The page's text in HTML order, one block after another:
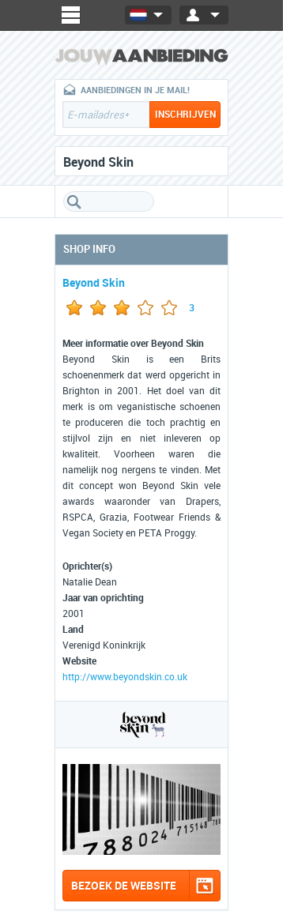
AANBIEDINGEN IN JE MAIL!
Beyond Skin
SHOP INFO
Beyond Skin
3
Meer informatie over Beyond Skin
Beyond Skin is een Brits
schoenenmerk dat werd opgericht in
Brighton in 2001. Het doel van dit
merk is om veganistische schoenen
te produceren die toch prachtig en
stijlvol zijn en niet inleveren op
kwaliteit. Voorheen waren die
namelijk nog nergens te vinden. Met
dit concept won Beyond Skin vele
awards waaronder van Drapers,
RSPCA, Grazia, Footwear Friends &
Vegan Society en PETA Proggy.
Oprichter(s)
Natalie Dean
Jaar van oprichting
2001
Land
Verenigd Koninkrijk
Website
http://www.beyondskin.co.uk
BEZOEK DE WEBSITE